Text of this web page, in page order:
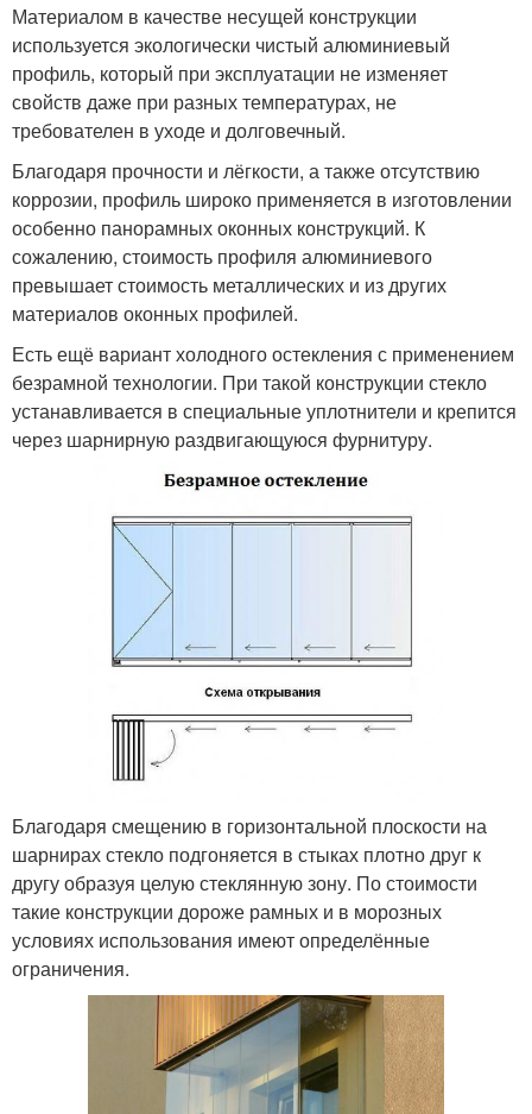
Материалом в качестве несущей конструкции
используется экологически чистый алюминиевый
профиль, который при эксплуатации не изменяет
свойств даже при разных температурах, не
требователен в уходе и долговечный.
Благодаря прочности и лёгкости, а также отсутствию
коррозии, профиль широко применяется в изготовлении
особенно панорамных оконных конструкций. К
сожалению, стоимость профиля алюминиевого
превышает стоимость металлических и из других
материалов оконных профилей.
Есть ещё вариант холодного остекления с применением
безрамной технологии. При такой конструкции стекло
устанавливается в специальные уплотнители и крепится
через шарнирную раздвигающуюся фурнитуру.
Благодаря смещению в горизонтальной плоскости на
шарнирах стекло подгоняется в стыках плотно друг к
другу образуя целую стеклянную зону. По стоимости
такие конструкции дороже рамных и в морозных
условиях использования имеют определённые
ограничения.